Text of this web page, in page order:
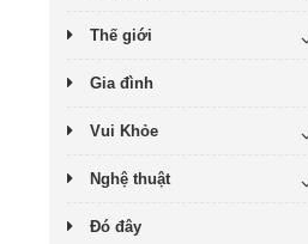
Thế giới
Gia đình
Vui Khỏe
Nghệ thuật
Đó đây